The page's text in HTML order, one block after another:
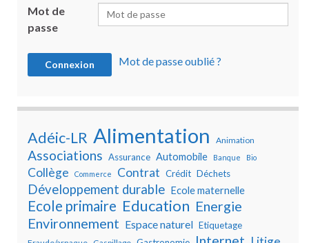
Mot de
passe
Mot de passe oublié ?
Adéic-LR Alimentation Animation
Associations Assurance Automobile Banque Bio
Collège Commerce Contrat Crédit Déchets
Développement durable Ecole maternelle
Ecole primaire Education Energie
Environnement Espace naturel Etiquetage